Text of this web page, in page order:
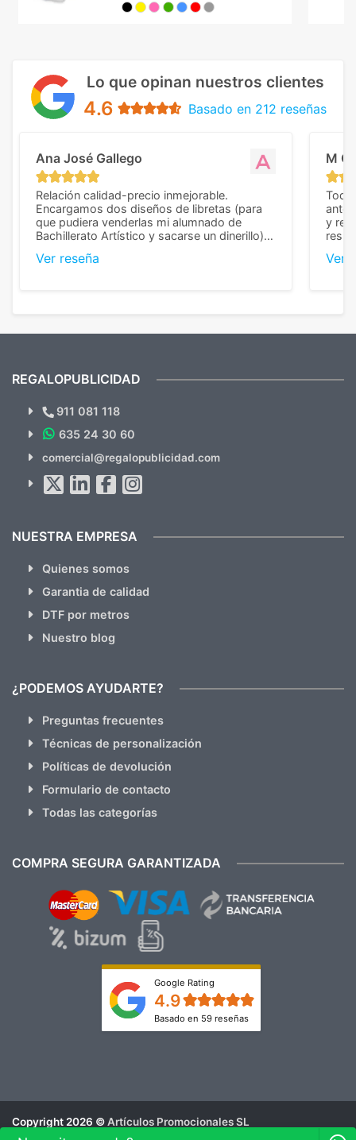
Lo que opinan nuestros clientes
4.6 Basado en 212 reseñas
Ana José Gallego
Relación calidad-precio inmejorable.
Encargamos dos diseños de libretas (para
que pudiera venderlas mi alumnado de
Bachillerato Artístico y sacarse un dinerillo) y
diferencia, con libretas de muy buena calidad
Ver reseña
M C
Todo
y
Ver
¿Quieres ver nuestras últimas
Novedades y Ofertas?
hacemos Spam)
REGALOPUBLICIDAD
911 081 118
635 24 30 60
comercial@regalopublicidad.com
NUESTRA EMPRESA
Quienes somos
Garantia de calidad
DTF por metros
Nuestro blog
¿PODEMOS AYUDARTE?
Preguntas frecuentes
Técnicas de personalización
Políticas de devolución
Formulario de contacto
Todas las categorías
COMPRA SEGURA GARANTIZADA
Google Rating
4.9
Basado en 59 reseñas
Copyright 2026 ©Artículos Promocionales SL
Aviso Legal